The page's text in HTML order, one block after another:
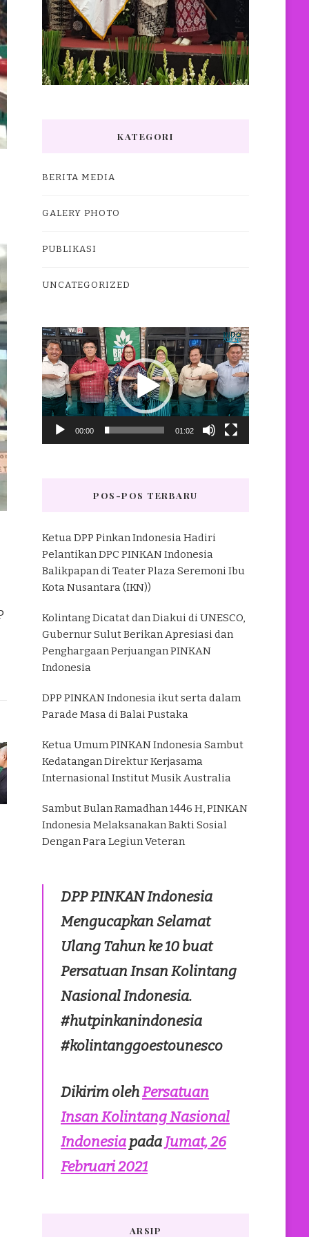
KATEGORI
BERITA MEDIA
GALERY PHOTO
PUBLIKASI
UNCATEGORIZED
Pemutar
Video
00:00 01:02
POS-POS TERBARU
Ketua DPP Pinkan Indonesia Hadiri
Pelantikan DPC PINKAN Indonesia
Balikpapan di Teater Plaza Seremoni Ibu
Kota Nusantara (IKN))
Kolintang Dicatat dan Diakui di UNESCO,
Gubernur Sulut Berikan Apresiasi dan
Penghargaan Perjuangan PINKAN
Indonesia
DPP PINKAN Indonesia ikut serta dalam
Parade Masa di Balai Pustaka
Ketua Umum PINKAN Indonesia Sambut
Kedatangan Direktur Kerjasama
Internasional Institut Musik Australia
Sambut Bulan Ramadhan 1446 H, PINKAN
Indonesia Melaksanakan Bakti Sosial
Dengan Para Legiun Veteran
DPP PINKAN Indonesia
Mengucapkan Selamat
Ulang Tahun ke 10 buat
Persatuan Insan Kolintang
Nasional Indonesia.
#hutpinkanindonesia
#kolintanggoestounesco
Dikirim olehPersatuan
Insan Kolintang Nasional
Indonesiapada Jumat, 26
Februari 2021
ARSIP